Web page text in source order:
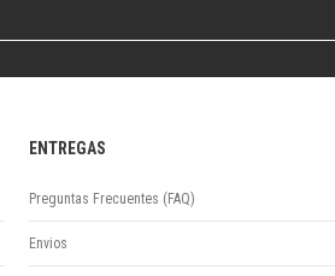
Publicaciones periódicas
Series
ENTREGAS
Preguntas Frecuentes (FAQ)
Envios